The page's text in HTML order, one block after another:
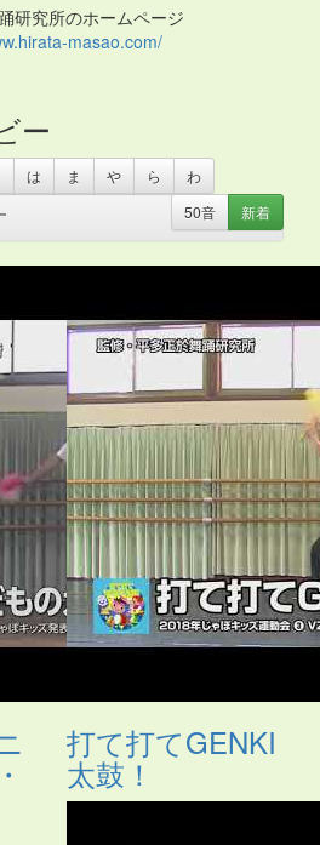
研究所のホームページ
masao.com/
ー
は ま や ら
わ
50音
新着
・いきもの・うちわ・オリンピ
ネット・カチャーシー・カップ
トリー カンフー・クリスマ
シーサー ジャングルビート
スポーツ・たべもの・ダンス・タ
・つえ・ テクノ・ ニューオリン
バチ・バラ・ハロウィン・ハ
ピアノ伴奏 ・ヒップホップ ・ ヒロ
ブギウギ・フラ・フラメンコ・ペ
・ ポンポン・マーチ・まとい・マ
もちつき・よさこい ・ライダー ・
・ わらべうた ・
世界の言
和風 ・太鼓・妖怪・布・帽子・忍
・手作りの刀・手袋・手話・旗・
武術・民謡・汽車・沖縄・海賊・
ち）・
打て打てGENKI
太鼓！